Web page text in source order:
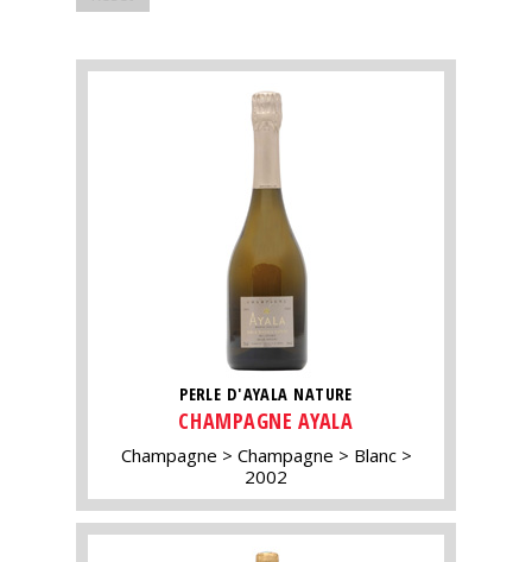
Magazine
PERLE D'AYALA NATURE
CHAMPAGNE AYALA
Champagne Champagne
Blanc
2002